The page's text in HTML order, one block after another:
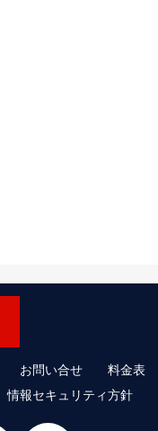
お問い合せ
料金表
情報セキュリティ方針